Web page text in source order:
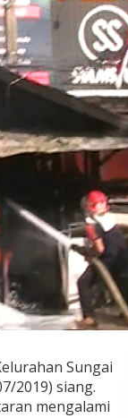
Sungai
2019) siang.
mengalami